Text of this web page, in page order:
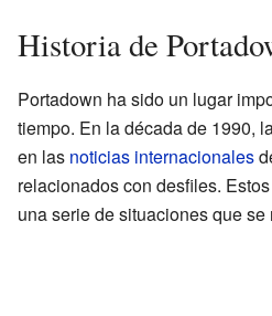
Historia de
Portadown ha sido un lugar
tiempo. En la década de 1990,
en las noticias internacionales
relacionados con desfiles.
una serie de situaciones que se